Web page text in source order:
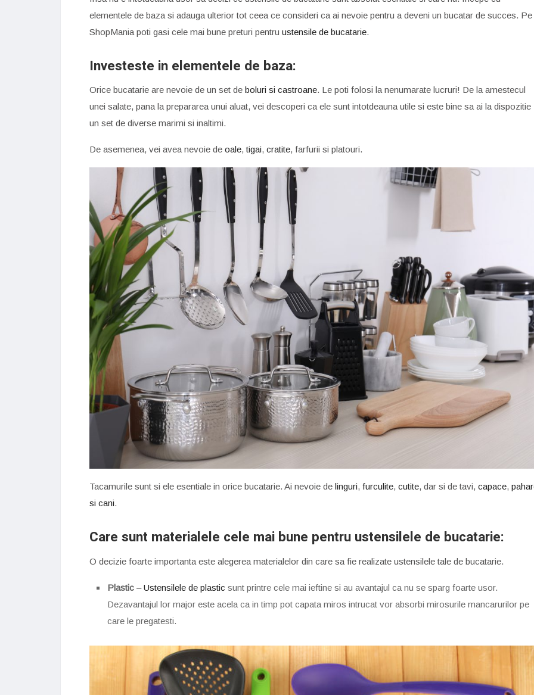
elementele de baza si adauga ulterior tot ceea ce consideri ca ai nevoie pentru a deveni un bucatar de succes. Pe
ShopMania poti gasi cele mai bune preturi pentru ustensile de bucatarie.
Investeste in elementele de baza:
Orice bucatarie are nevoie de un set de boluri si castroane. Le poti folosi la nenumarate lucruri! De la amestecul
unei salate, pana la prepararea unui aluat, vei descoperi ca ele sunt intotdeauna utile si este bine sa ai la dispozitie
un set de diverse marimi si inaltimi.
De asemenea, vei avea nevoie de oale,tigai, cratite, farfurii si platouri.
Tacamurile sunt si ele esentiale in orice bucatarie. Ai nevoie de linguri, furculite, cutite, dar si de tavi, capace,
si cani.
Care sunt materialele cele mai bune pentru ustensilele de bucatarie:
O decizie foarte importanta este alegerea materialelor din care sa fie realizate ustensilele tale de bucatarie.
Plastic –Ustensilele de plastic sunt printre cele mai ieftine si au avantajul ca nu se sparg foarte usor.
Dezavantajul lor major este acela ca in timp pot capata miros intrucat vor absorbi mirosurile mancarurilor pe
care le pregatesti.